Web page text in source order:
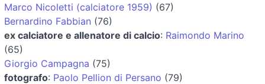
Marco Nicoletti (calciatore 1959) (67)
Bernardino Fabbian (76)
ex calciatore e allenatore di calcio: Raimondo Marino
(65)
Giorgio Campagna (75)
fotografo: Paolo Pellion di Persano (79)